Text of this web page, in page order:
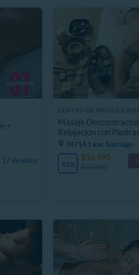
+
17 Vendidos
Masaje
Relajación con
18714.1 km, Santiago
43%
$16.990